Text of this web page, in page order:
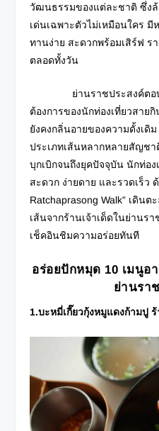
วัฒนธรรมของแต่ละชาติ ซึ่ง
เด่นเฉพาะตัวไม่เหมือนใคร
ทานง่าย สะดวกพร้อมเสิร์ฟ ร
ตลอดทั้งวัน
ย่านราชประสงค์ตอบโ
ต้องการของนักท่องเที่ยวสา
ยังคงกลิ่นอายของความดั้งเดิ
ประเภทเส้นหลากหลายสัญช
บุกเบิกจนถึงยุคปัจจุบัน นักท่อง
สะดวก ง่ายดาย และรวดเร็ว
Ratchaprasong Walk” เดิน
เส้นจากร้านเจ้าเด็ดในย่านร
เช็คอินชิมความอร่อยทันที
อร่อยปักหมุด 10 เมนูอ
ย่านรา
1.บะหมี่เกี๊ยวกุ้งหมูแดงก้ามปู